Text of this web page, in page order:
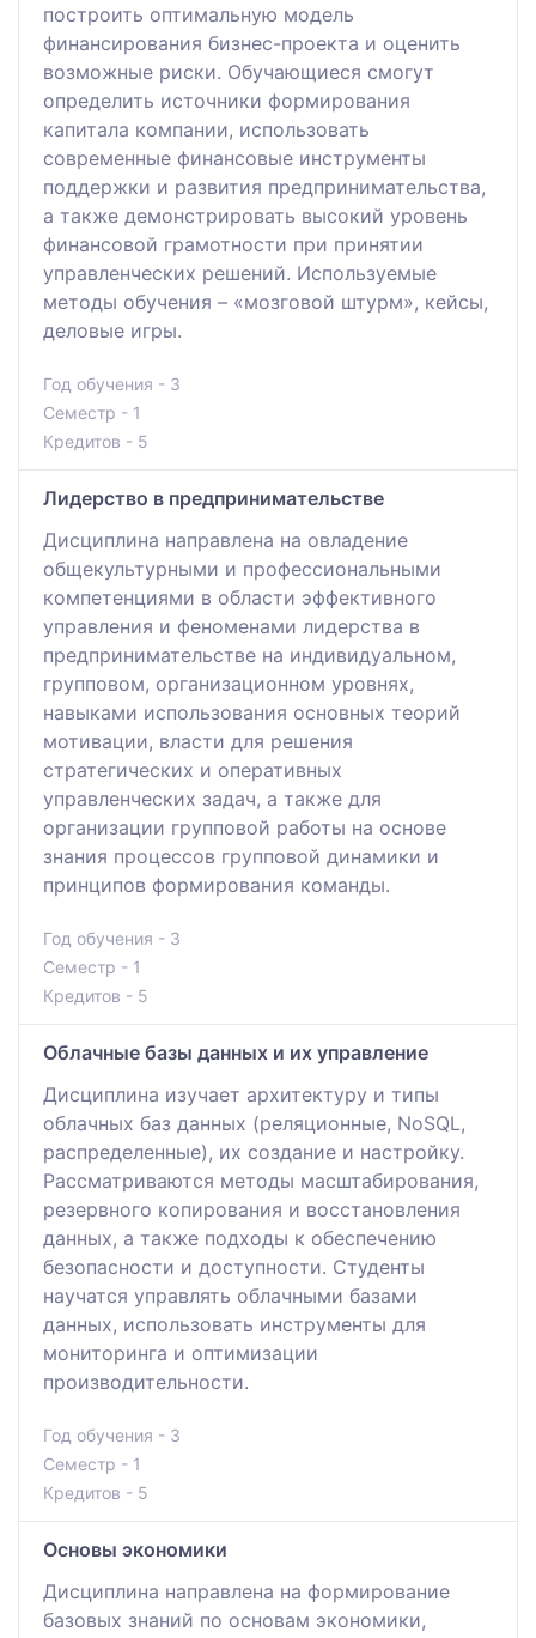
построить оптимальную модель
финансирования бизнес-проекта и оценить
возможные риски. Обучающиеся смогут
определить источники формирования
капитала компании, использовать
современные финансовые инструменты
поддержки и развития предпринимательства,
а также демонстрировать высокий уровень
финансовой грамотности при принятии
управленческих решений. Используемые
методы обучения – «мозговой штурм», кейсы,
деловые игры.
Год обучения - 3
Семестр - 1
Кредитов - 5
Лидерство в предпринимательстве
Дисциплина направлена на овладение
общекультурными и профессиональными
компетенциями в области эффективного
управления и феноменами лидерства в
предпринимательстве на индивидуальном,
групповом, организационном уровнях,
навыками использования основных теорий
мотивации, власти для решения
стратегических и оперативных
управленческих задач, а также для
организации групповой работы на основе
знания процессов групповой динамики и
принципов формирования команды.
Год обучения - 3
Семестр - 1
Кредитов - 5
Облачные базы данных и их управление
Дисциплина изучает архитектуру и типы
облачных баз данных (реляционные, NoSQL,
распределенные), их создание и настройку.
Рассматриваются методы масштабирования,
резервного копирования и восстановления
данных, а также подходы к обеспечению
безопасности и доступности. Студенты
научатся управлять облачными базами
данных, использовать инструменты для
мониторинга и оптимизации
производительности.
Год обучения - 3
Семестр - 1
Кредитов - 5
Основы экономики
Дисциплина направлена на формирование
базовых знаний по основам экономики,